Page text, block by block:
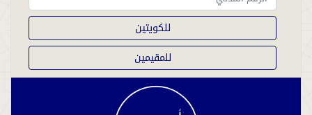
للكويتين
للمقيمين